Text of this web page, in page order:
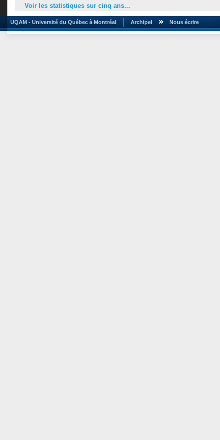
Voir les statistiques sur cinq ans...
UQAM - Université du Québec à Montréal Archipel Nous écrire